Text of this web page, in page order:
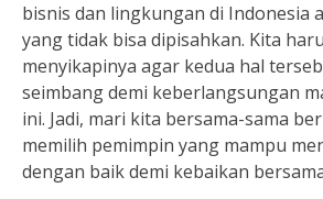
bisnis dan lingkungan di Indonesia
yang tidak bisa dipisahkan. Kita
menyikapinya agar kedua hal
seimbang demi keberlangsungan
ini. Jadi, mari kita bersama-sama
memilih pemimpin yang mampu
dengan baik demi kebaikan